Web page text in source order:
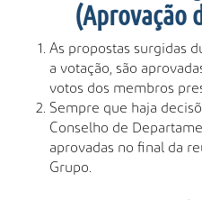
(Aprovação
As propostas surgidas
a votação, são
votos dos membros
Sempre que haja
Conselho de
aprovadas no final da
Grupo.